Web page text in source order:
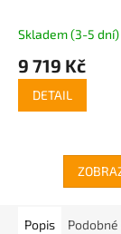
Skladem (3-5 dní)
9 719 Kč
DETAIL
Popis